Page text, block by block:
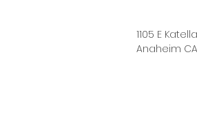
1105 E
Anaheim